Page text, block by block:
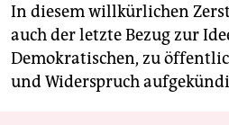
In diesem willkürlichen
auch der letzte Bezug zur
Demokratischen, zu
und Widerspruch